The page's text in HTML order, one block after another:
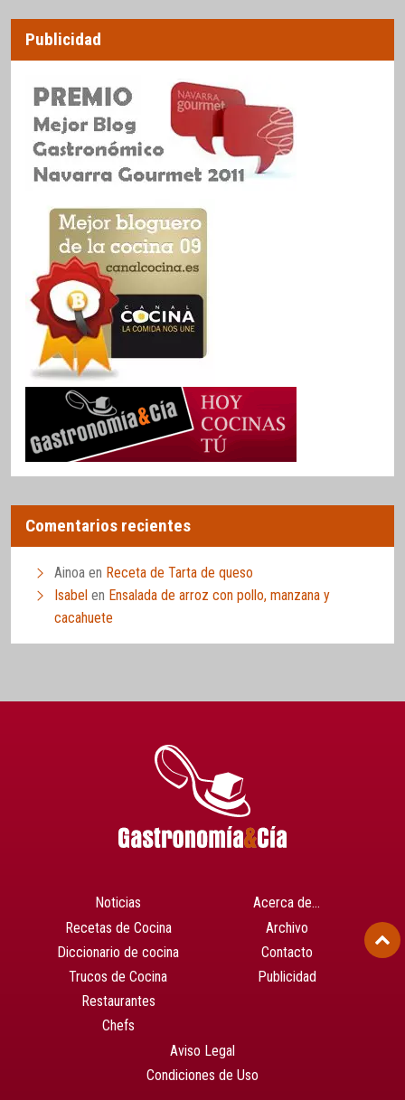
Publicidad
Comentarios recientes
Ainoa en Receta de Tarta de queso
Isabel en Ensalada de arroz con pollo, manzana y
cacahuete
Noticias
Recetas de Cocina
Diccionario de cocina
Trucos de Cocina
Restaurantes
Chefs
Acerca de…
Archivo
Contacto
Publicidad
Aviso Legal
Condiciones de Uso